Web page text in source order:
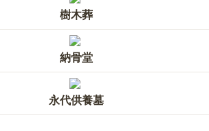
樹木葬
納骨堂
永代供養墓